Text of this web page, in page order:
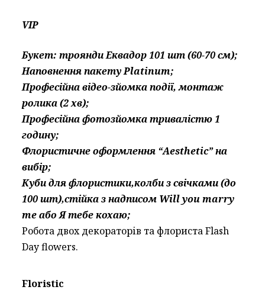
VIP
Букет: троянди Еквадор 101 шт (60-70 см);
Наповнення пакету Platinum;
Професійна відео-зйомка події, монтаж
ролика (2 хв);
Професійна фотозйомка тривалістю 1
годину;
Флористичне оформлення “Aesthetic” на
вибір;
Куби для флористики,колби з свічками (до
100 шт),стійка з надписом Will you marry
me або Я тебе кохаю;
Робота двох декораторів та флориста Flash
Day flowers.
Floristic